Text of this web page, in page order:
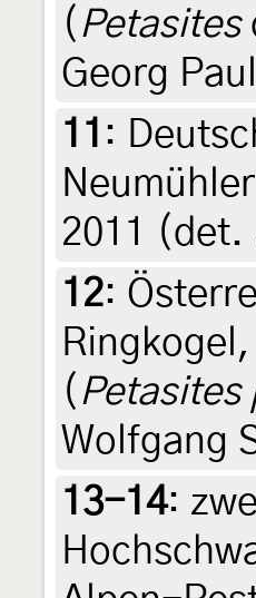
( Petasites
Georg
11 :
2011 (det.
12:
( Petasites
Wolfgang
13-14: